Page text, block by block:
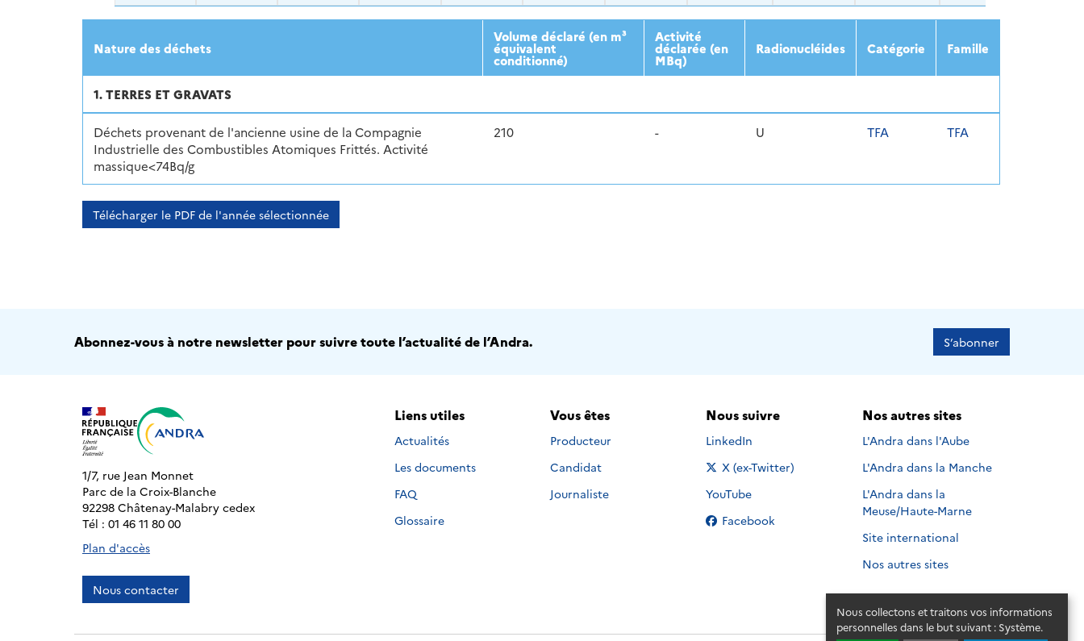
Nous collectons et traitons vos informations
personnelles dans le but suivant : Système.
Nature des déchets
Volume déclaré (en m³
équivalent
conditionné)
Activité
déclarée (en
MBq)
Radionucléides Catégorie Famille
1. TERRES ET GRAVATS
Déchets provenant de l'ancienne usine de la Compagnie
Industrielle des Combustibles Atomiques Frittés. Activité
massique<74Bq/g
210 - U TFA TFA
Télécharger le PDF de l'année sélectionnée
Abonnez-vous à notre newsletter pour suivre toute l’actualité de l’Andra. S’abonner
1/7, rue Jean Monnet
Parc de la Croix-Blanche
92298 Châtenay-Malabry cedex
Tél : 01 46 11 80 00
Plan d'accès
Nous contacter
Liens utiles
Actualités
Les documents
FAQ
Glossaire
Vous êtes
Producteur
Candidat
Journaliste
Nous suivre
Nous suivre sur
LinkedIn
Nous suivre sur
X (ex-Twitter)
Nous suivre sur
YouTube
Nous suivre sur
Facebook
Nos autres sites
L'Andra dans l'Aube
L'Andra dans la Manche
L'Andra dans la
Meuse/Haute-Marne
Site international
Nos autres sites